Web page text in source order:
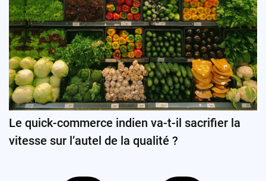
Le quick-commerce indien va-t-il sacrifier la
vitesse sur l’autel de la qualité ?